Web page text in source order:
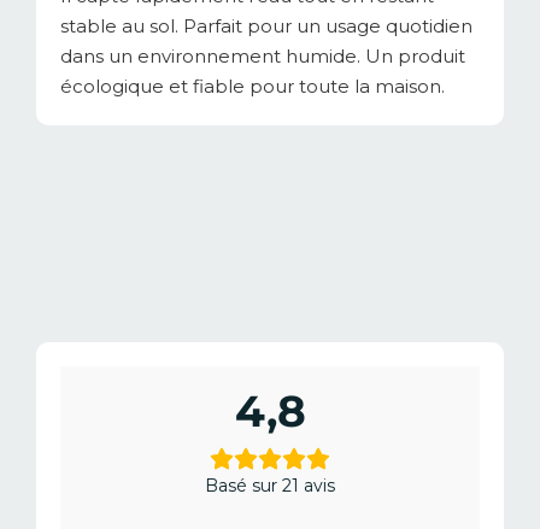
stable au sol. Parfait pour un usage quotidien
dans un environnement humide. Un produit
écologique et fiable pour toute la maison.
4,8
Basé sur 21 avis